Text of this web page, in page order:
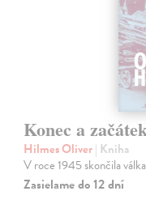
Konec a
Hilmes Oliver| Kniha
V roce 1945 skončila
Zasielame do 12 dní